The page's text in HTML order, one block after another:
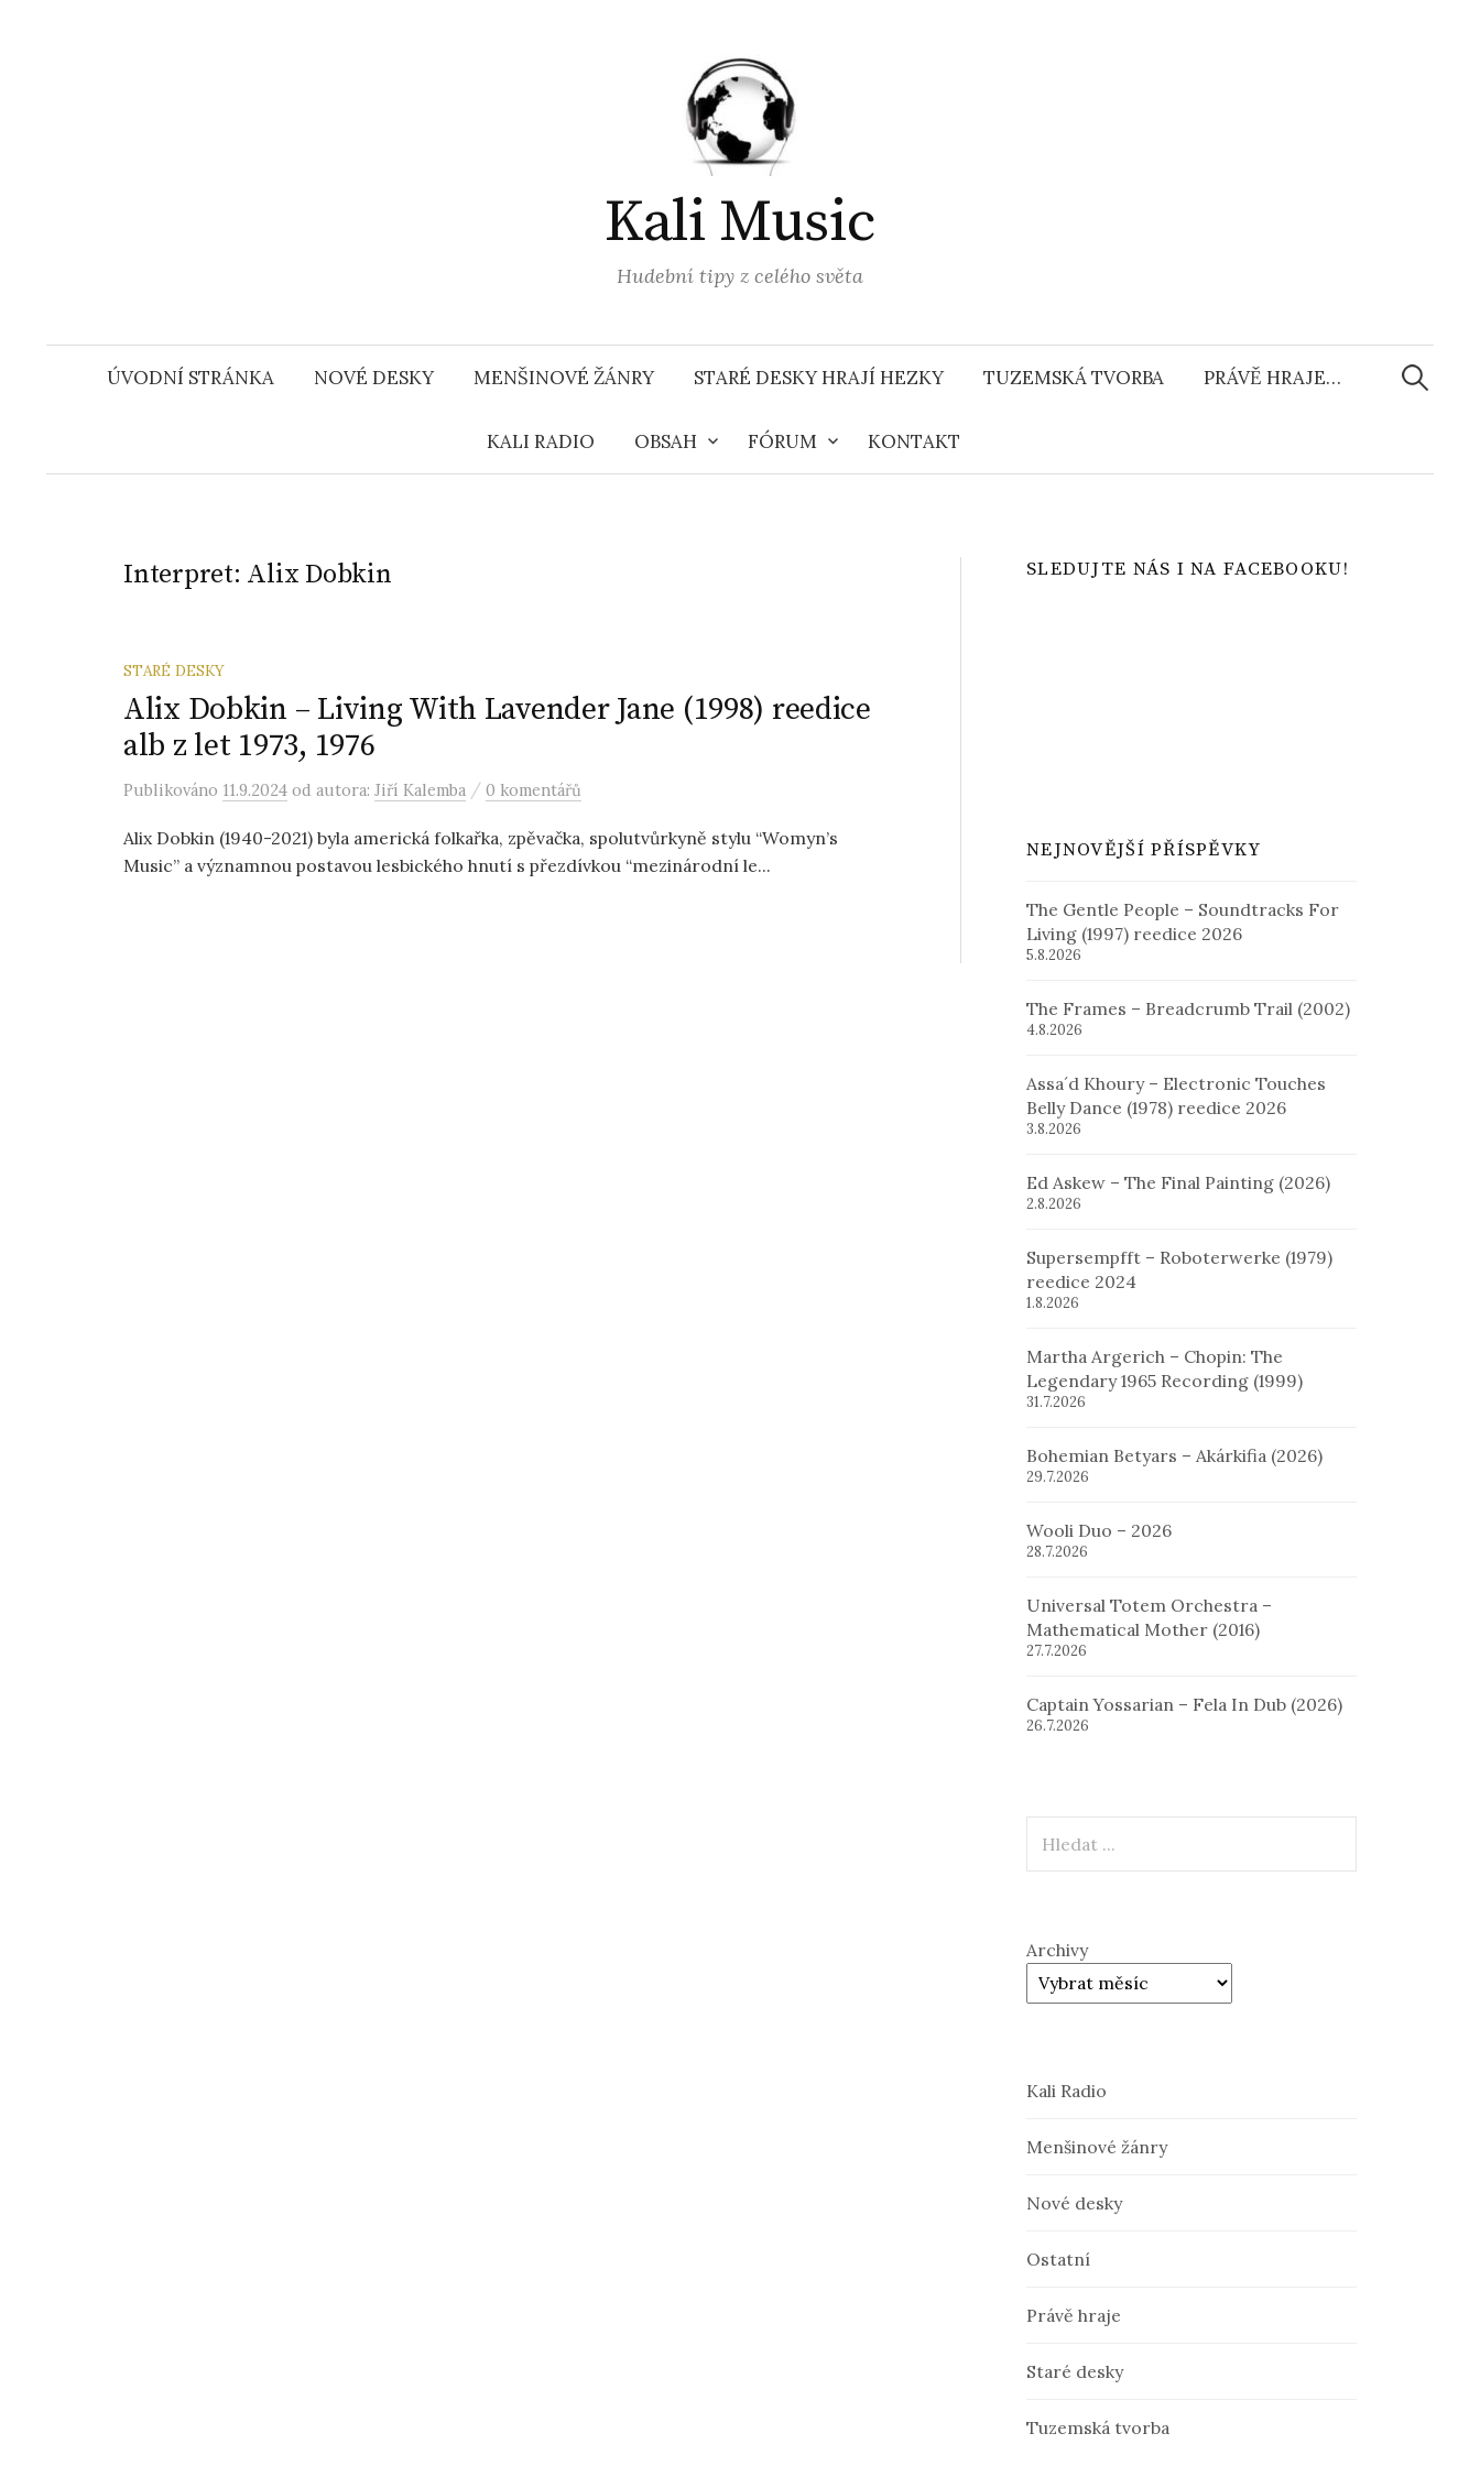
Kali Music
Hudební tipy z celého světa
ÚVODNÍ STRÁNKA NOVÉ DESKY MENŠINOVÉ ŽÁNRY STARÉ DESKY HRAJÍ HEZKY TUZEMSKÁ TVORBA PRÁVĚ HRAJE…
KALI RADIO OBSAH FÓRUM KONTAKT
Interpret: Alix Dobkin
STARÉ DESKY
Alix Dobkin – Living With Lavender Jane (1998) reedice
alb z let 1973, 1976
Publikováno 11.9.2024 od autora: Jiří Kalemba / 0 komentářů
Alix Dobkin (1940-2021) byla americká folkařka, zpěvačka, spolutvůrkyně stylu “Womyn’s
Music” a významnou postavou lesbického hnutí s přezdívkou “mezinárodní le...
SLEDUJTE NÁS I NA FACEBOOKU!
NEJNOVĚJŠÍ PŘÍSPĚVKY
The Gentle People – Soundtracks For
Living (1997) reedice 2026
5.8.2026
The Frames – Breadcrumb Trail (2002)
4.8.2026
Assa´d Khoury – Electronic Touches
Belly Dance (1978) reedice 2026
3.8.2026
Ed Askew – The Final Painting (2026)
2.8.2026
Supersempfft – Roboterwerke (1979)
reedice 2024
1.8.2026
Martha Argerich – Chopin: The
Legendary 1965 Recording (1999)
31.7.2026
Bohemian Betyars – Akárkifia (2026)
29.7.2026
Wooli Duo – 2026
28.7.2026
Universal Totem Orchestra –
Mathematical Mother (2016)
27.7.2026
Captain Yossarian – Fela In Dub (2026)
26.7.2026
Archivy
Kali Radio
Menšinové žánry
Nové desky
Ostatní
Právě hraje
Staré desky
Tuzemská tvorba